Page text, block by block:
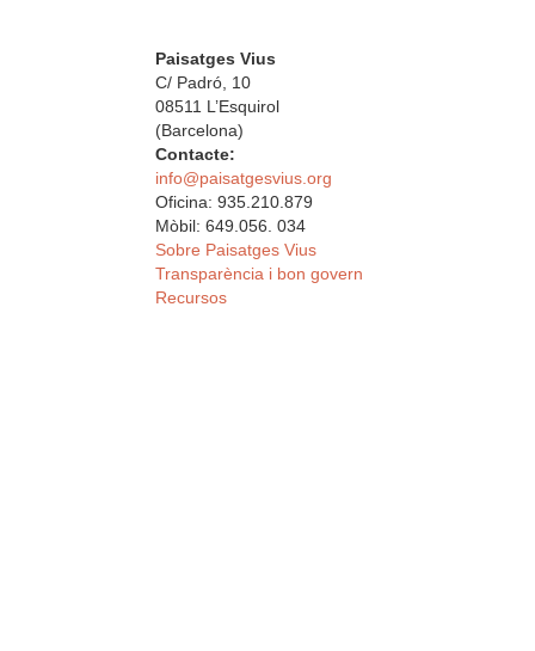
Paisatges Vius
C/ Padró, 10
08511 L’Esquirol
(Barcelona)
Contacte:
info@paisatgesvius.org
Oficina: 935.210.879
Mòbil: 649.056. 034
Sobre Paisatges Vius
Transparència i bon govern
Recursos